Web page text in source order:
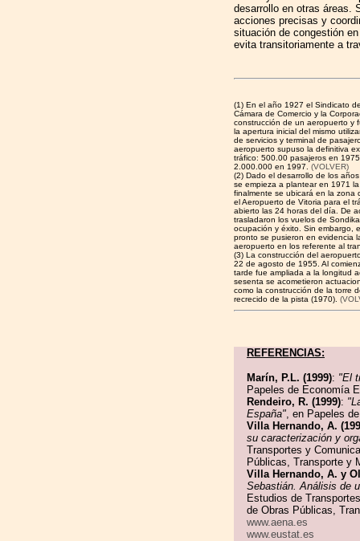
desarrollo en otras áreas.
acciones precisas y
situación de congestión
evita transitoriamente a
(1) En el año 1927 el Sindicato
Cámara de Comercio y la
construcción de un aeropuerto y
la apertura inicial del mismo
de servicios y terminal de
aeropuerto supuso la definitiva
tráfico: 500.00 pasajeros en
2.000.000 en 1997. (VOLVER)
(2) Dado el desarrollo de los
se empieza a plantear en 1971
finalmente se ubicará en la zona
el Aeropuerto de Vitoria para el
abierto las 24 horas del día. De
trasladaron los vuelos de
ocupación y éxito. Sin embargo,
pronto se pusieron en evidencia
aeropuerto en los referente al
(3) La construcción del
22 de agosto de 1955. Al
tarde fue ampliada a la longitud
sesenta se acometieron
como la construcción de la torre
recrecido de la pista (1970).
REFERENCIAS:
Marín, P.L. (1999): "El
Papeles de Economía
Rendeiro, R. (1999):
España", en Papeles
Villa Hernando, A.
su caracterización y
Transportes y
Públicas, Transporte y
Villa Hernando, A. y
Sebastián. Análisis de
Estudios de
de Obras Públicas,
www.aena.es
www.eustat.es